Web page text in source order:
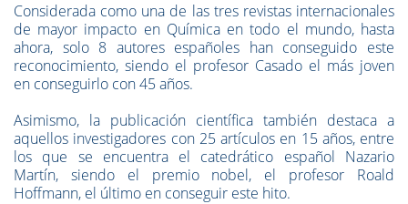
Considerada como una de las tres revistas internacionales
de mayor impacto en Química en todo el mundo, hasta
ahora, solo 8 autores españoles han conseguido este
reconocimiento, siendo el profesor Casado el más joven
en conseguirlo con 45 años.
Asimismo, la publicación científica también destaca a
aquellos investigadores con 25 artículos en 15 años, entre
los que se encuentra el catedrático español Nazario
Martín, siendo el premio nobel, el profesor Roald
Hoffmann, el último en conseguir este hito.